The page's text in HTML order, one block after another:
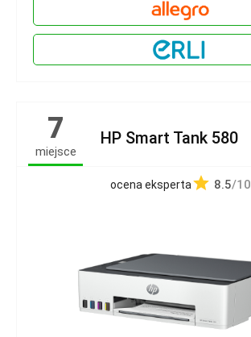
7
miejsce
HP Smart Tank 580
ocena eksperta 8.5/10